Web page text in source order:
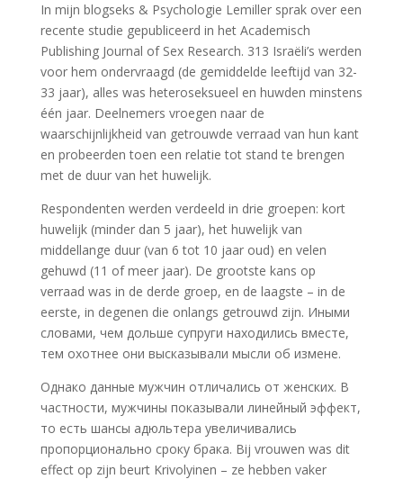
In mijn blogseks & Psychologie Lemiller sprak over een
recente studie gepubliceerd in het Academisch
Publishing Journal of Sex Research. 313 Israëli’s werden
voor hem ondervraagd (de gemiddelde leeftijd van 32-
33 jaar), alles was heteroseksueel en huwden minstens
één jaar. Deelnemers vroegen naar de
waarschijnlijkheid van getrouwde verraad van hun kant
en probeerden toen een relatie tot stand te brengen
met de duur van het huwelijk.
Respondenten werden verdeeld in drie groepen: kort
huwelijk (minder dan 5 jaar), het huwelijk van
middellange duur (van 6 tot 10 jaar oud) en velen
gehuwd (11 of meer jaar). De grootste kans op
verraad was in de derde groep, en de laagste – in de
eerste, in degenen die onlangs getrouwd zijn. Иными
словами, чем дольше супруги находились вместе,
тем охотнее они высказывали мысли об измене.
Однако данные мужчин отличались от женских. В
частности, мужчины показывали линейный эффект,
то есть шансы адюльтера увеличивались
пропорционально сроку брака. Bij vrouwen was dit
effect op zijn beurt Krivolyinen – ze hebben vaker